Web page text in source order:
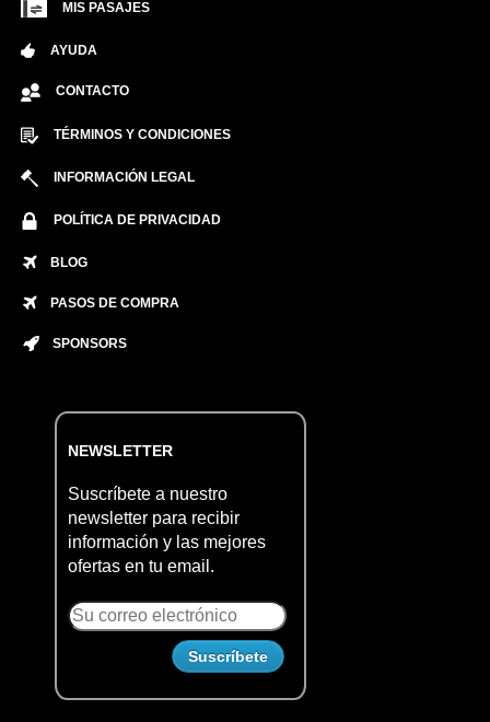
MIS PASAJES
AYUDA
CONTACTO
TÉRMINOS Y CONDICIONES
INFORMACIÓN LEGAL
POLÍTICA DE PRIVACIDAD
BLOG
PASOS DE COMPRA
SPONSORS
NEWSLETTER
Suscríbete a nuestro
newsletter para recibir
información y las mejores
ofertas en tu email.